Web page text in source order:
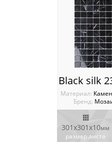
Материал:
Бренд:
301х301х10мм
размер листа